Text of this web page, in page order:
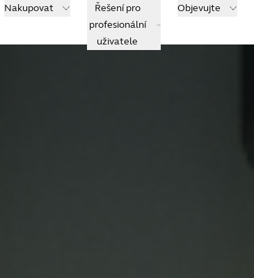
Nakupovat
Řešení pro
profesionální
uživatele
Objevujte